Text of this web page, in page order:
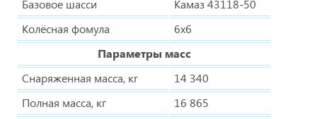
Базовое шасси
Камаз 43118-50
Колёсная фомула
6х6
Параметры масс
Снаряженная масса, кг
14 340
Полная масса, кг
16 865